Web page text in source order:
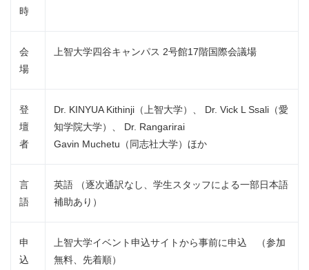
時
会
場
上智大学四谷キャンパス 2号館17階国際会議場
登
壇
者
Dr. KINYUA Kithinji（上智大学）、 Dr. Vick L Ssali（愛
知学院大学）、 Dr. Rangarirai
Gavin Muchetu（同志社大学）ほか
言
語
英語 （逐次通訳なし、学生スタッフによる一部日本語
補助あり）
申
込
上智大学イベント申込サイトから事前に申込 （参加
無料、先着順）